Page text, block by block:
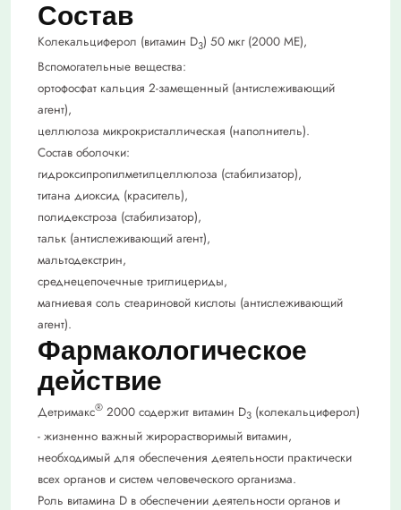
Состав
Колекальциферол (витамин D3) 50 мкг (2000 МЕ),
Вспомогательные вещества:
ортофосфат кальция 2-замещенный (антислеживающий
агент),
целлюлоза микрокристаллическая (наполнитель).
Состав оболочки:
гидроксипропилметилцеллюлоза (стабилизатор),
титана диоксид (краситель),
полидекстроза (стабилизатор),
тальк (антислеживающий агент),
мальтодекстрин,
среднецепочечные триглицериды,
магниевая соль стеариновой кислоты (антислеживающий
агент).
Фармакологическое
действие
Детримакс® 2000 содержит витамин D3 (колекальциферол)
- жизненно важный жирорастворимый витамин,
необходимый для обеспечения деятельности практически
всех органов и систем человеческого организма.
Роль витамина D в обеспечении деятельности органов и